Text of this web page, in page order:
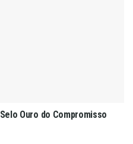
Ouro do Compromisso